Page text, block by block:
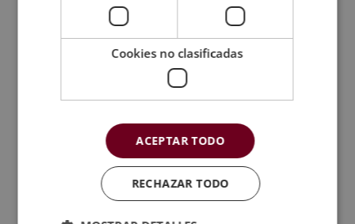
Máster en Control Numérico
era:
2.380,00€.
El
precio
es:
595,00€.
Cookies no clasificadas
ACEPTAR TODO
RECHAZAR TODO